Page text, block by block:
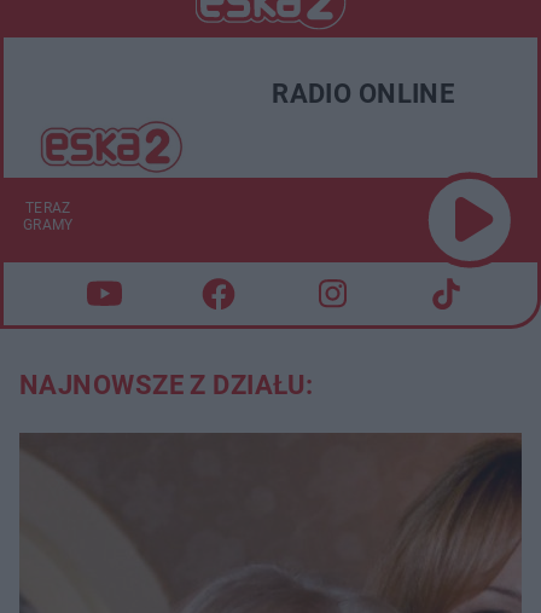
RADIO ONLINE
TERAZ
GRAMY
NAJNOWSZE Z DZIAŁU: